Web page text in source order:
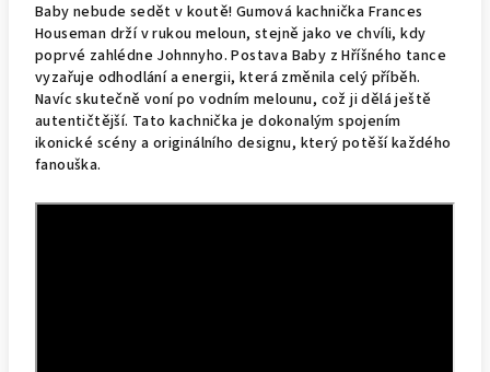
Baby nebude sedět v koutě! Gumová kachnička Frances
Houseman drží v rukou meloun, stejně jako ve chvíli, kdy
poprvé zahlédne Johnnyho. Postava Baby z Hříšného tance
vyzařuje odhodlání a energii, která změnila celý příběh.
Navíc skutečně voní po vodním melounu, což ji dělá ještě
autentičtější. Tato kachnička je dokonalým spojením
ikonické scény a originálního designu, který potěší každého
fanouška.